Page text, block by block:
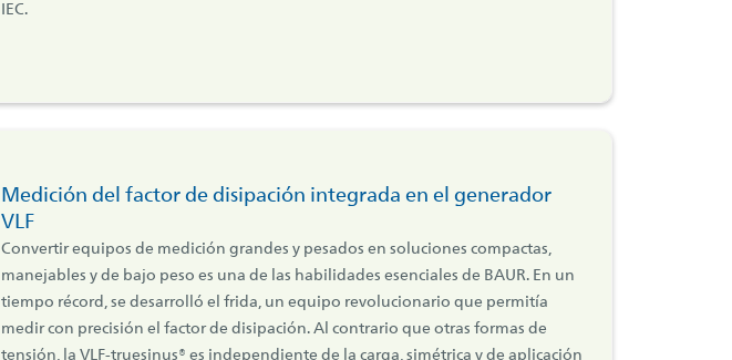
IEC.
Medición del factor de disipación integrada en el generador
VLF
Convertir equipos de medición grandes y pesados en soluciones compactas,
manejables y de bajo peso es una de las habilidades esenciales de BAUR. En un
tiempo récord, se desarrolló el frida, un equipo revolucionario que permitía
medir con precisión el factor de disipación. Al contrario que otras formas de
tensión, la VLF-truesinus® es independiente de la carga, simétrica y de aplicación